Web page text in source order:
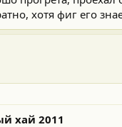
хотя фиг его
хай 2011